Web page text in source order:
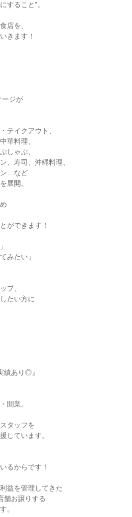
すること”。
店を、
きます！
テイクアウト、
華料理、
しゃぶ、
、寿司、沖縄料理、
ン…など
展開。
ができます！
みたい」…
プ、
たい方に
開業。
タッフを
しています。
るからです！
益を管理してきた
舗お譲りする
。